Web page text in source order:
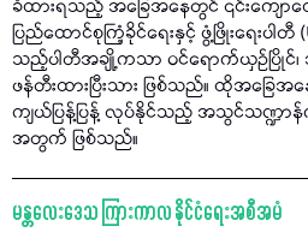
ခံထားရသည့် အခြေအနေတွင် ၎င်းကျေ
ပြည်ထောင်စုကြံ့ခိုင်ရေးနှင့် ဖွံ့ဖြိုးရေးပါ
သည့်ပါတီအချို့ကသာ ဝင်ရောက်ယှဉ်ပြိုင်
ဖန်တီးထားပြီးသား ဖြစ်သည်။ ထိုအခြ
ကျယ်ပြန့်ပြန့် လုပ်နိုင်သည့် အသွင်သဏ္ဍ
အတွက် ဖြစ်သည်။
မန္တလေးဒေသ ကြားကာလ နိုင်ငံရေးအစီအမံ